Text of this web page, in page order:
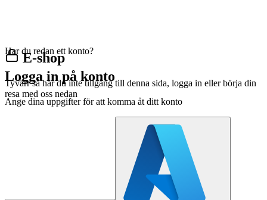
E-shop
Tyvärr så har du inte tillgång till denna sida, logga in eller börja din
resa med oss nedan
Har du redan ett konto?
Logga in på konto
Ange dina uppgifter för att komma åt ditt konto